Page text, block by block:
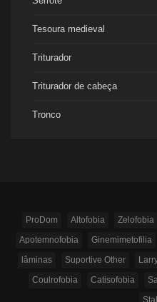
Tesoura medieval
Triturador
Triturador de cabeça
Tronco
ProDom Altofobia Zelofobia
Apotemnofobia
Ginemimetofilia
lâminas
Suportive Other
Coulrofobia
Catisofobia